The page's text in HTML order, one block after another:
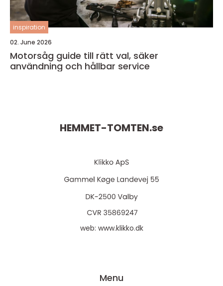
inspiration
02. June 2026
Motorsåg guide till rätt val, säker
användning och hållbar service
HEMMET-TOMTEN.se
web: www.klikko.dk
Menu